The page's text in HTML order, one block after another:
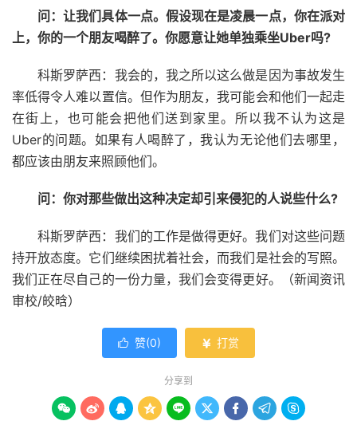
问：让我们具体一点。假设现在是凌晨一点，你在派对
上，你的一个朋友喝醉了。你愿意让她单独乘坐Uber吗?
科斯罗萨西：我会的，我之所以这么做是因为事故发生
率低得令人难以置信。但作为朋友，我可能会和他们一起走
在街上，也可能会把他们送到家里。所以我不认为这是
Uber的问题。如果有人喝醉了，我认为无论他们去哪里，
都应该由朋友来照顾他们。
问：你对那些做出这种决定却引来侵犯的人说些什么?
科斯罗萨西：我们的工作是做得更好。我们对这些问题
持开放态度。它们继续困扰着社会，而我们是社会的写照。
我们正在尽自己的一份力量，我们会变得更好。（新闻资讯
审校/皎晗）
 赞(0)  打赏
分享到
        